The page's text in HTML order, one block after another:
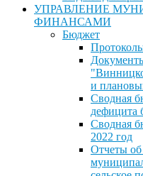
УПРАВЛЕНИЕ
ФИНАНСАМИ
Бюджет
и
Сводная
дефицита
Сводная
2022 год
Отчеты